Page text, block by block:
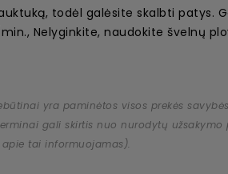
todėl galėsite skalbti patys.
Nelyginkite, naudokite švelnų
yra paminėtos visos prekės
gali skirtis nuo nurodytų
tai informuojamas).